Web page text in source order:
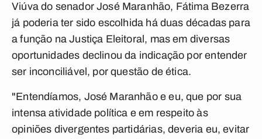
Viúva do senador José Maranhão, Fátima Bezerra
já poderia ter sido escolhida há duas décadas para
a função na Justiça Eleitoral, mas em diversas
oportunidades declinou da indicação por entender
ser inconciliável, por questão de ética.
"Entendíamos, José Maranhão e eu, que por sua
intensa atividade política e em respeito às
opiniões divergentes partidárias, deveria eu, evitar